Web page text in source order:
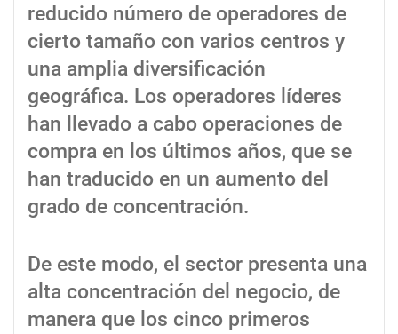
reducido número de operadores de
cierto tamaño con varios centros y
una amplia diversificación
geográfica. Los operadores líderes
han llevado a cabo operaciones de
compra en los últimos años, que se
han traducido en un aumento del
grado de concentración.
De este modo, el sector presenta una
alta concentración del negocio, de
manera que los cinco primeros